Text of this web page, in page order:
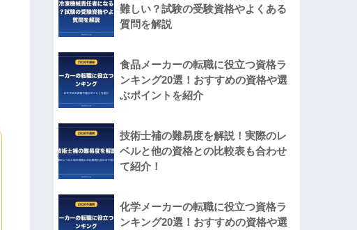
難しい？試験の受験資格やよくある
質問を解説
食品メーカーの転職に役立つ資格ラ
ンキング20選！おすすめの資格や選
ぶポイントを紹介
技術士補の難易度を解説！実際のレ
ベルと他の資格との比較表も合わせ
て紹介！
化学メーカーの転職に役立つ資格ラ
ンキング20選！おすすめの資格や選